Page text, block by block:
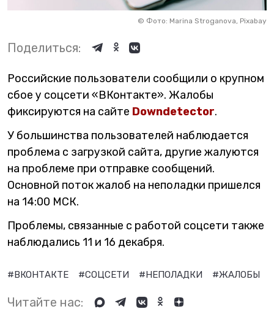
© Фото: Marina Stroganova, Pixabay
Поделиться:
Российские пользователи сообщили о крупном
сбое у соцсети «ВКонтакте». Жалобы
фиксируются на сайте Downdetector.
У большинства пользователей наблюдается
проблема с загрузкой сайта, другие жалуются
на проблеме при отправке сообщений.
Основной поток жалоб на неполадки пришелся
на 14:00 МСК.
Проблемы, связанные с работой соцсети также
наблюдались 11 и 16 декабря.
#ВКОНТАКТЕ #СОЦСЕТИ #НЕПОЛАДКИ #ЖАЛОБЫ
Читайте нас: